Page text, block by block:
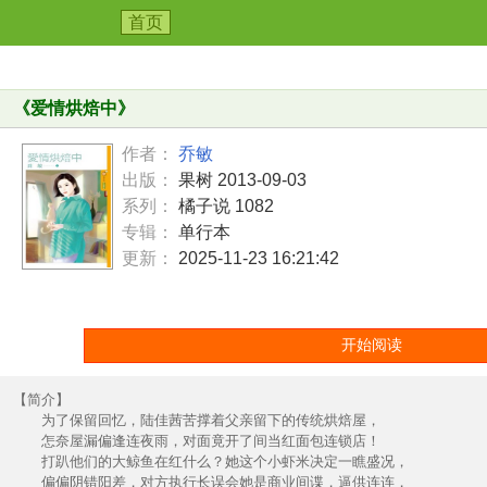
首页
《爱情烘焙中》
作者：
乔敏
出版：
果树 2013-09-03
系列：
橘子说 1082
专辑：
单行本
更新：
2025-11-23 16:21:42
开始阅读
【简介】
为了保留回忆，陆佳茜苦撑着父亲留下的传统烘焙屋，
怎奈屋漏偏逢连夜雨，对面竟开了间当红面包连锁店！
打趴他们的大鲸鱼在红什么？她这个小虾米决定一瞧盛况，
偏偏阴错阳差，对方执行长误会她是商业间谍，逼供连连，